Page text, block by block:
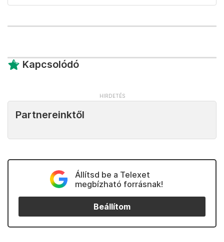
Kapcsolódó
Partnereinktől
Állítsd be a Telexet
megbízható forrásnak!
Beállítom